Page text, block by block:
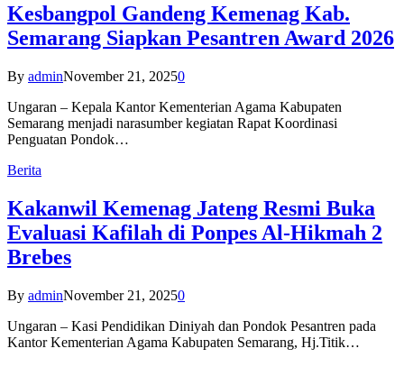
Kesbangpol Gandeng Kemenag Kab.
Semarang Siapkan Pesantren Award 2026
By adminNovember 21, 20250
Ungaran – Kepala Kantor Kementerian Agama Kabupaten
Semarang menjadi narasumber kegiatan Rapat Koordinasi
Penguatan Pondok…
Berita
Kakanwil Kemenag Jateng Resmi Buka
Evaluasi Kafilah di Ponpes Al-Hikmah 2
Brebes
By adminNovember 21, 20250
Ungaran – Kasi Pendidikan Diniyah dan Pondok Pesantren pada
Kantor Kementerian Agama Kabupaten Semarang, Hj.Titik…